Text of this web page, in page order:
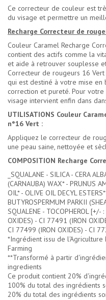
Ce correcteur de couleur est
du visage et permettre un
Recharge Correcteur de
Couleur Caramel Recharge
contient des actifs comme la
et aide à retrouver souplesse
Correcteur de rougeurs 16
qui est destiné à votre mise
correction et pureté. Pour
visage intervient enfin dans
UTILISATIONS Couleur
n°16 Vert :
Appliquez le correcteur de
une peau saine, nettoyée et
COMPOSITION Recharge
_SQUALANE - SILICA - CERA
(CARNAUBA) WAX* - PRUNUS
OIL* - OLIVE OIL DECYL
BUTYROSPERMUM PARKII
SQUALENE - TOCOPHEROL
OXIDES) - CI 77491 (IRON
CI 77499 (IRON OXIDES) - CI
*Ingrédient issu de
Farming
**Transformé à partir
ingredients
Ce produit contient 20%
100% du total des ingrédients
20% du total des ingrédients